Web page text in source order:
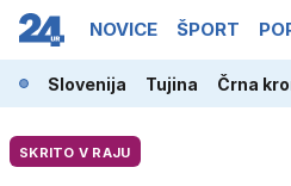
NOVICE ŠPORT
Slovenija Tujina Črna
SKRITO V RAJU